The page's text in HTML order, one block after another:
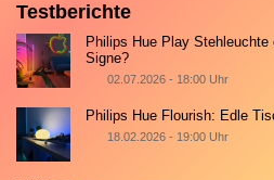
Testberichte
Philips Hue Play
Signe?
02.07.2026 - 18:00 Uhr
Philips Hue Flourish: Edle
18.02.2026 - 19:00 Uhr